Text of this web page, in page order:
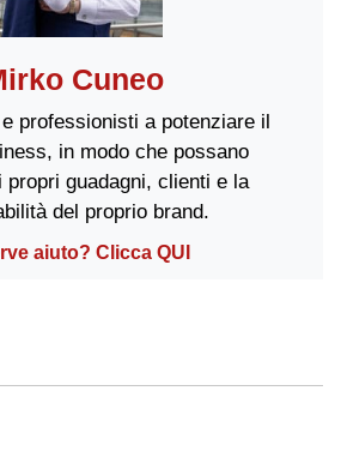
Cuneo
professionisti a potenziare il
in modo che possano
propri guadagni, clienti e la
del proprio brand.
aiuto? Clicca QUI